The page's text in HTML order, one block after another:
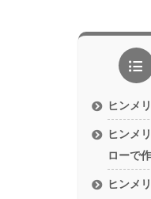
ヒンメ
ヒンメ
ローで
ヒンメ